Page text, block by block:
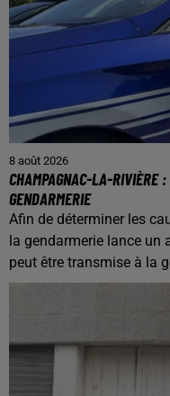
8 août 2026
CHAMPAGNAC-LA-RIVIÈRE
GENDARMERIE
Afin de déterminer les
la gendarmerie lance
peut être transmise à la